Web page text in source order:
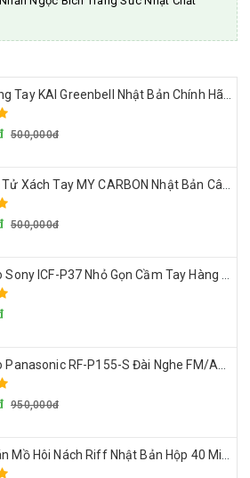
Bấm Móng Tay KAI Greenbell Nhật Bản Chính Hãng Made In Japan Mẫu Mới Nhất 2024
500,000đ
Cân Điện Tử Xách Tay MY CARBON Nhật Bản Cân Đo Chính Xác Tối Đa 50kg, Siêu Gọn Nhẹ Dễ Mang Theo
500,000đ
Đài Radio Sony ICF-P37 Nhỏ Gọn Cầm Tay Hàng Nội Địa Nhật Loa To, Sóng Khỏe
Đài Radio Panasonic RF-P155-S Đài Nghe FM/AM Mini Nội Địa Nhật Loa To, Bền, Đẹp, Sóng Khỏe
950,000đ
Miếng Dán Mồ Hôi Nách Riff Nhật Bản Hộp 40 Miếng Siêu Thấm Hút Dùng Cho Cả Nam Và Nữ